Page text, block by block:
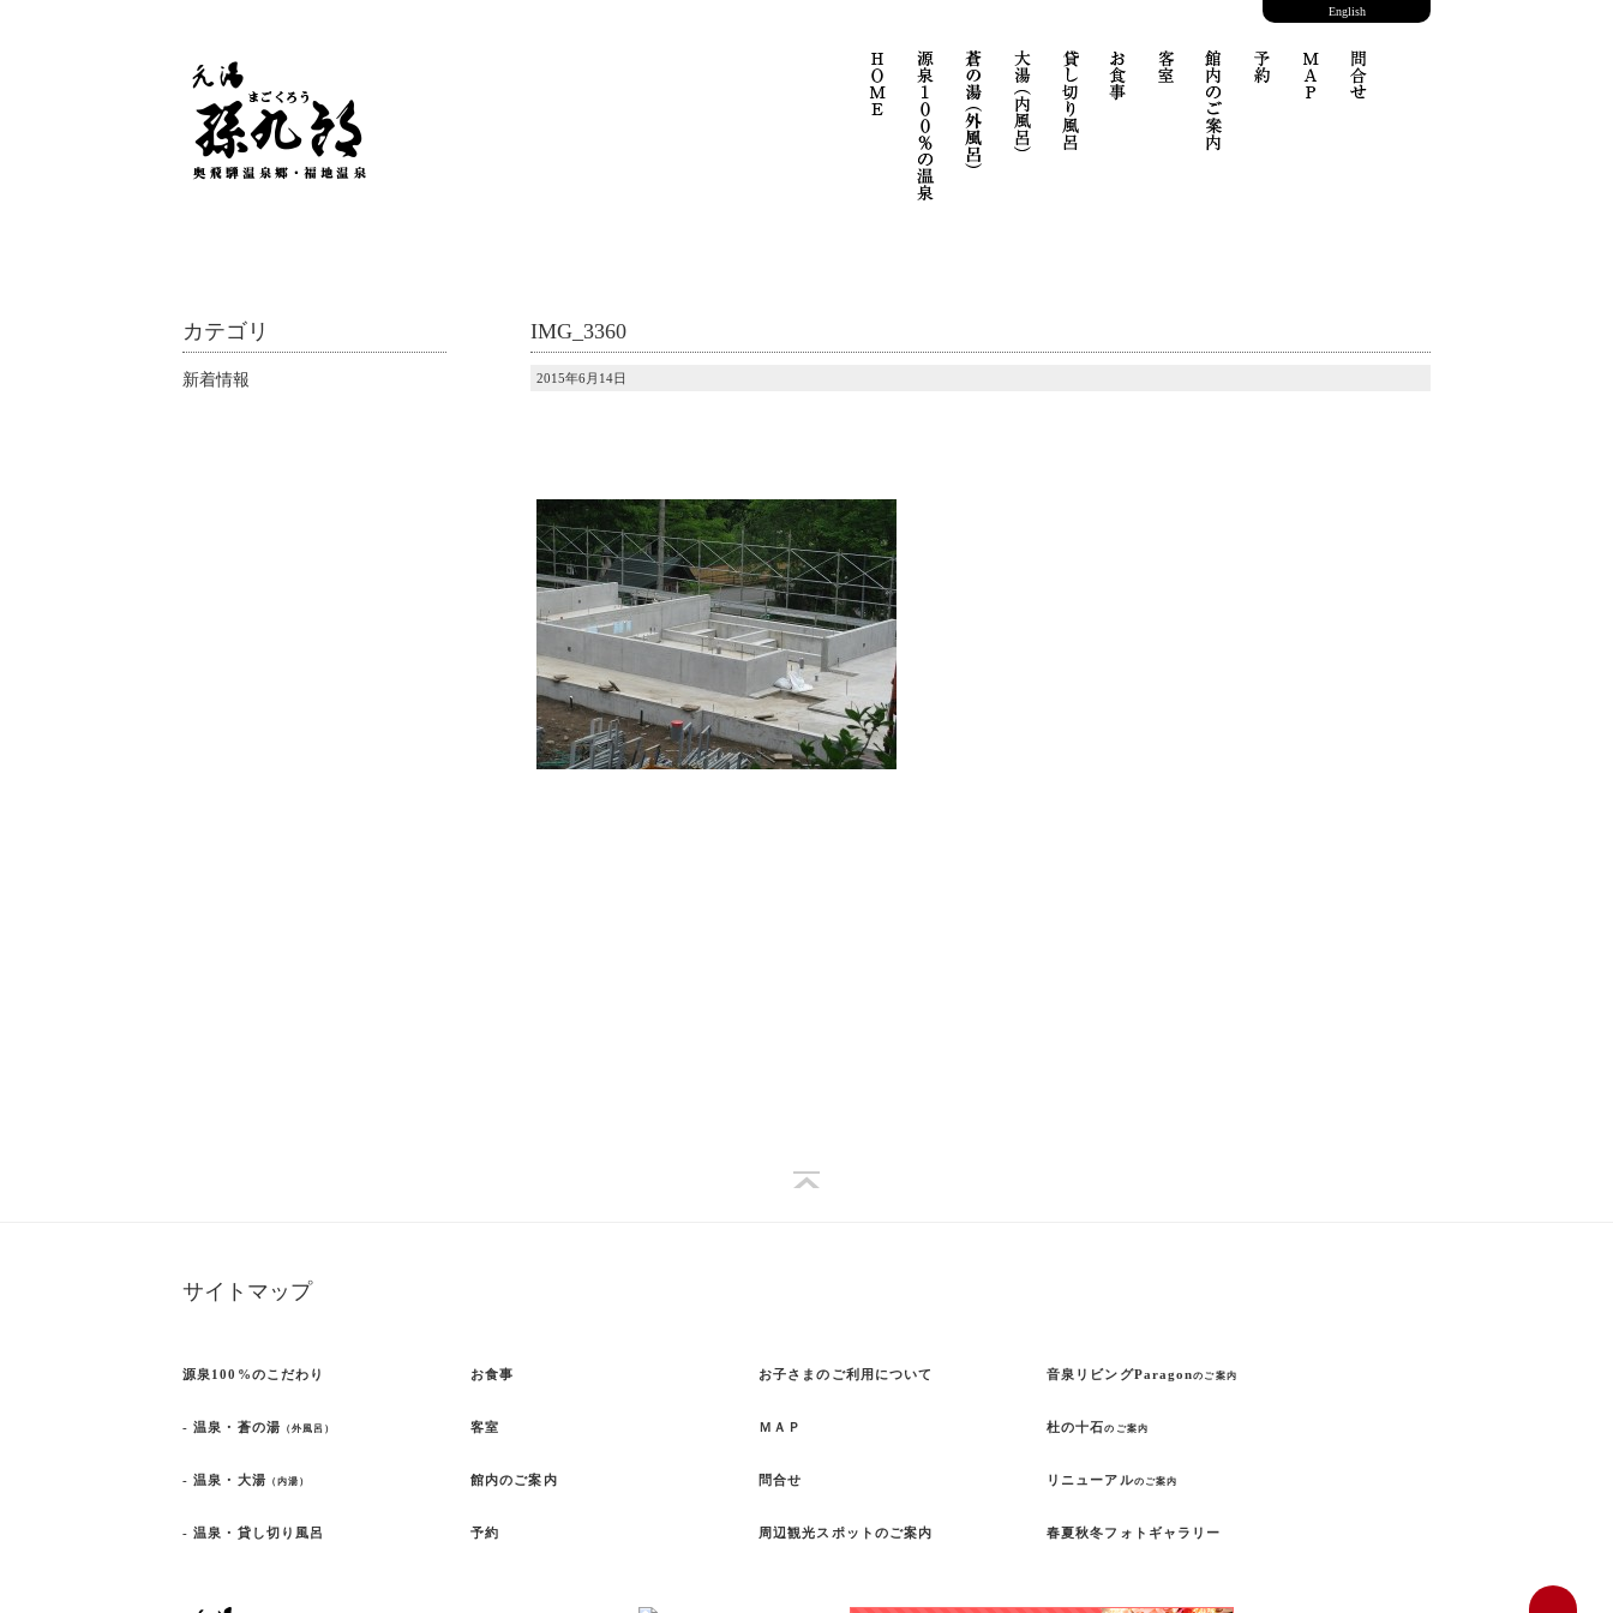
English
カテゴリ
新着情報
IMG_3360
2015年6月14日
サイトマップ
源泉100%のこだわり
- 温泉・蒼の湯 （外風呂）
- 温泉・大湯 （内湯）
- 温泉・貸し切り風呂
お食事
客室
館内のご案内
予約
お子さまのご利用について
ＭＡＰ
問合せ
周辺観光スポットのご案内
音泉リビングParagonのご案内
杜の十石のご案内
リニューアルのご案内
春夏秋冬フォトギャラリー